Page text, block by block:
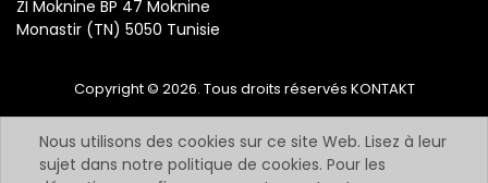
ZI Moknine BP 47 Moknine
Monastir (TN) 5050 Tunisie
Copyright © 2026. Tous droits réservés KONTAKT
Nous utilisons des cookies sur ce site Web. Lisez à leur
sujet dans notre politique de cookies. Pour les